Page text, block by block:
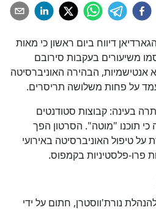
דיווח ביום ראשון כי מאות
משיעורים בעקבות סירובם
אנטישמיות, הבהירה האוניברסיטה
על פחות משלושה תריסרים.
בעינה: קבוצות סטודנטים
תוכנו "מוטה". הסרטון הפך
טיפול האוניברסיטה באירועי
פרו-פלסטיניות בקמפוס.
נורת'ווסטרן, חתום על ידי